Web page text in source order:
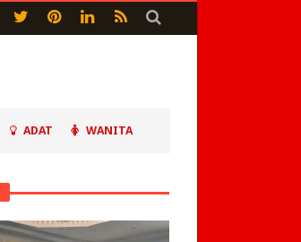
ADAT WANITA